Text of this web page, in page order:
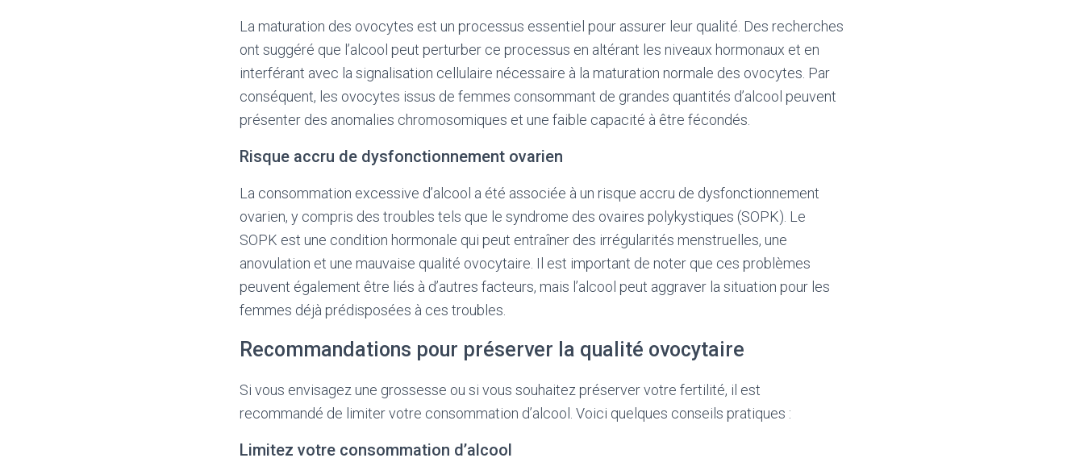
La maturation des ovocytes est un processus essentiel pour assurer leur qualité. Des recherches
ont suggéré que l’alcool peut perturber ce processus en altérant les niveaux hormonaux et en
interférant avec la signalisation cellulaire nécessaire à la maturation normale des ovocytes. Par
conséquent, les ovocytes issus de femmes consommant de grandes quantités d’alcool peuvent
présenter des anomalies chromosomiques et une faible capacité à être fécondés.
Risque accru de dysfonctionnement ovarien
La consommation excessive d’alcool a été associée à un risque accru de dysfonctionnement
ovarien, y compris des troubles tels que le syndrome des ovaires polykystiques (SOPK). Le
SOPK est une condition hormonale qui peut entraîner des irrégularités menstruelles, une
anovulation et une mauvaise qualité ovocytaire. Il est important de noter que ces problèmes
peuvent également être liés à d’autres facteurs, mais l’alcool peut aggraver la situation pour les
femmes déjà prédisposées à ces troubles.
Recommandations pour préserver la qualité ovocytaire
Si vous envisagez une grossesse ou si vous souhaitez préserver votre fertilité, il est
recommandé de limiter votre consommation d’alcool. Voici quelques conseils pratiques :
Limitez votre consommation d’alcool